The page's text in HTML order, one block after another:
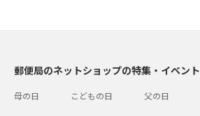
郵便局のネットショップの特集・イベント
母の日 こどもの日 父の日